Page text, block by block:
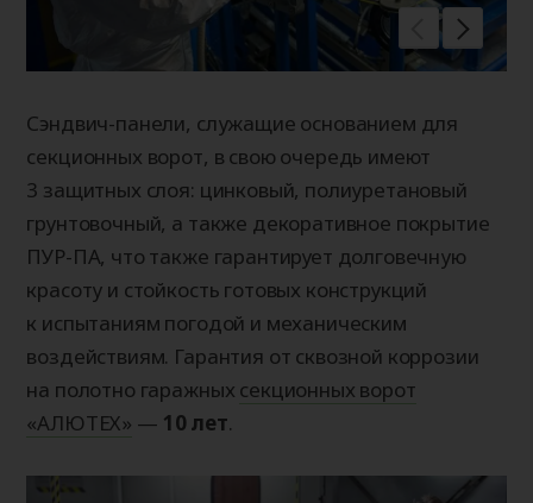
Сэндвич-панели, служащие основанием для
секционных ворот, в свою очередь имеют
3 защитных слоя: цинковый, полиуретановый
грунтовочный, а также декоративное покрытие
ПУР-ПА, что также гарантирует долговечную
красоту и стойкость готовых конструкций
к испытаниям погодой и механическим
воздействиям. Гарантия от сквозной коррозии
на полотно гаражных секционных ворот
«АЛЮТЕХ» — 10 лет.